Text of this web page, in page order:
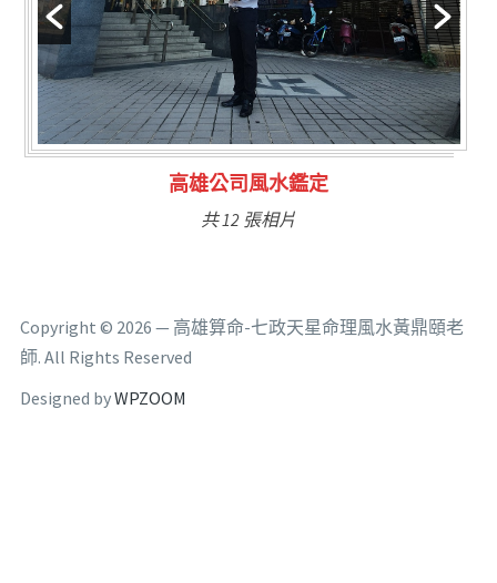
林氏福主量子生基造命
共 6 張相片
Copyright © 2026 — 高雄算命-七政天星命理風水黃鼎頤老
師. All Rights Reserved
Designed byWPZOOM